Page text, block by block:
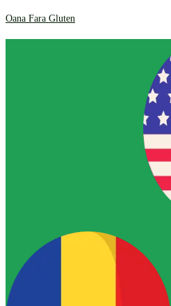
Oana Fara Gluten